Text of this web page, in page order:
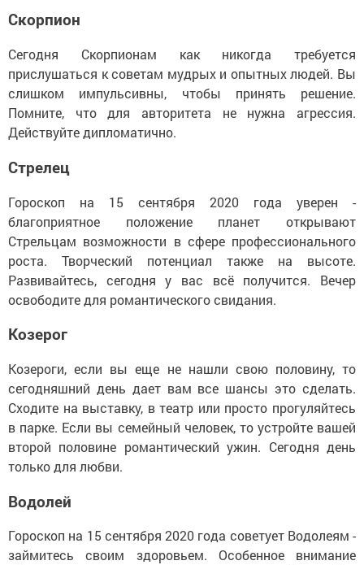
Скорпион
Сегодня Скорпионам как никогда требуется
прислушаться к советам мудрых и опытных людей. Вы
слишком импульсивны, чтобы принять решение.
Помните, что для авторитета не нужна агрессия.
Действуйте дипломатично.
Стрелец
Гороскоп на 15 сентября 2020 года уверен -
благоприятное положение планет открывают
Стрельцам возможности в сфере профессионального
роста. Творческий потенциал также на высоте.
Развивайтесь, сегодня у вас всё получится. Вечер
освободите для романтического свидания.
Козерог
Козероги, если вы еще не нашли свою половину, то
сегодняшний день дает вам все шансы это сделать.
Сходите на выставку, в театр или просто прогуляйтесь
в парке. Если вы семейный человек, то устройте вашей
второй половине романтический ужин. Сегодня день
только для любви.
Водолей
Гороскоп на 15 сентября 2020 года советует Водолеям -
займитесь своим здоровьем. Особенное внимание